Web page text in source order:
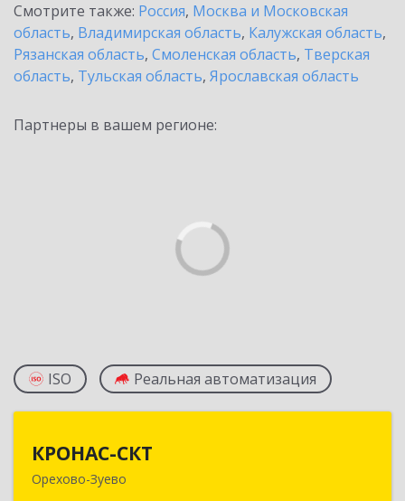
Смотрите также: Россия, Москва и Московская
область, Владимирская область, Калужская область,
Рязанская область, Смоленская область, Тверская
область, Тульская область, Ярославская область
Партнеры в вашем регионе:
ISO Реальная автоматизация
КРОНАС-СКТ
Орехово-Зуево
142600, Московская обл, Орехово-Зуево г,